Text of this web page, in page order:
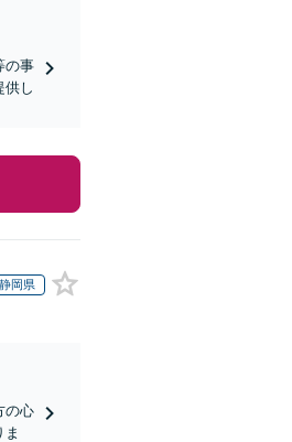
の事
供し
静岡県
の心